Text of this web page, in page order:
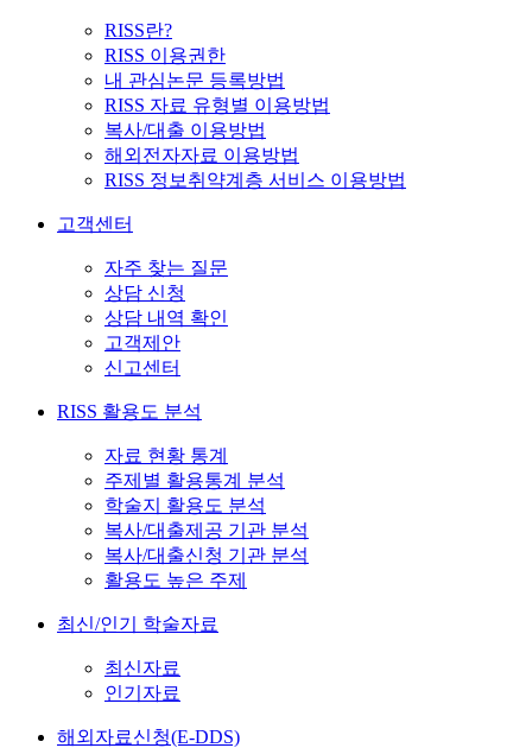
RISS란?
RISS 이용권한
내 관심논문 등록방법
RISS 자료 유형별 이용방법
복사/대출 이용방법
해외전자자료 이용방법
RISS 정보취약계층 서비스 이용방법
고객센터
자주 찾는 질문
상담 신청
상담 내역 확인
고객제안
신고센터
RISS 활용도 분석
자료 현황 통계
주제별 활용통계 분석
학술지 활용도 분석
복사/대출제공 기관 분석
복사/대출신청 기관 분석
활용도 높은 주제
최신/인기 학술자료
최신자료
인기자료
해외자료신청(E-DDS)